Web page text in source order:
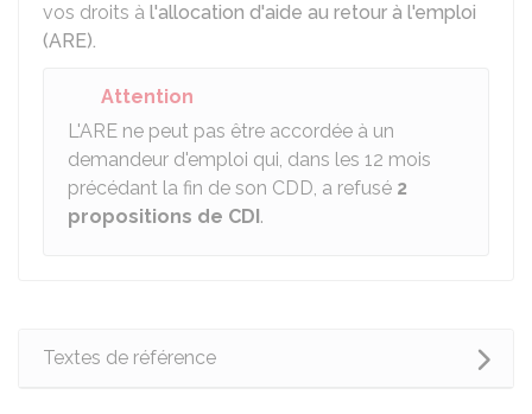
vos droits à l'allocation d'aide au retour à l'emploi
(ARE).
Attention
L'ARE ne peut pas être accordée à un
demandeur d'emploi qui, dans les 12 mois
précédant la fin de son CDD, a refusé 2
propositions de CDI.
Textes de référence